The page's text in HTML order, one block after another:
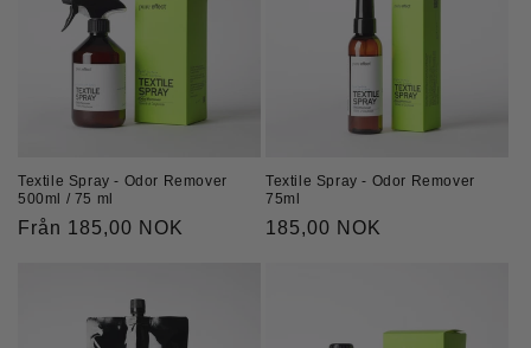
Textile Spray - Odor Remover
500ml / 75 ml
Ordinarie
Från 185,00 NOK
Textile Spray - Odor Remover
75ml
Ordinarie
185,00 NOK